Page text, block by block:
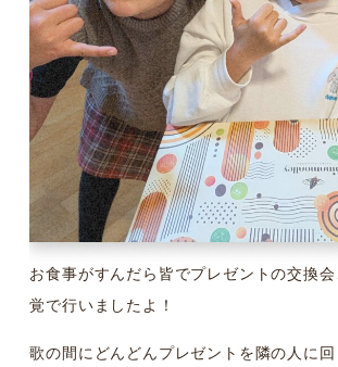
お食事がすんだら皆でプレゼントの交換
覚で行いましたよ！
歌の間にどんどんプレゼントを隣の人に